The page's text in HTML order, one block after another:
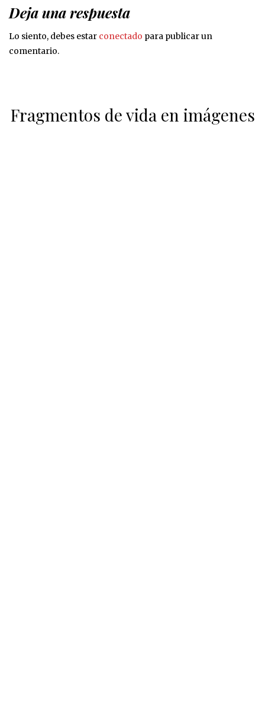
Deja una respuesta
Lo siento, debes estar conectado para publicar un
comentario.
Fragmentos de vida en imágenes